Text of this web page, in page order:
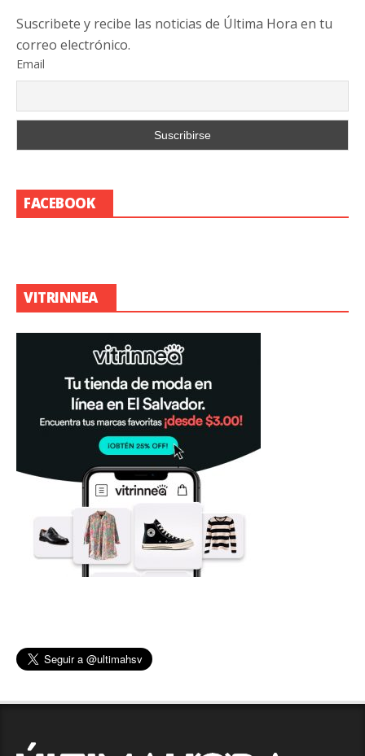
Suscribete y recibe las noticias de Última Hora en tu
correo electrónico.
Email
FACEBOOK
VITRINNEA